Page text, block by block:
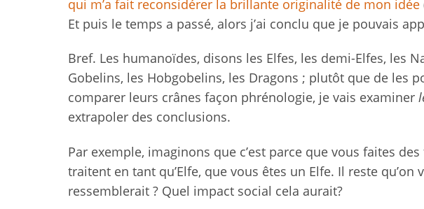
qui m’a fait reconsidérer la brillante originalité de mon idée
Et puis le temps a passé, alors j’ai conclu que je pouvais
Bref. Les humanoïdes, disons les Elfes, les demi-Elfes, les
Gobelins, les Hobgobelins, les Dragons ; plutôt que de les
comparer leurs crânes façon phrénologie, je vais examiner
extrapoler des conclusions.
Par exemple, imaginons que c’est parce que vous faites
traitent en tant qu’Elfe, que vous êtes un Elfe. Il reste
ressemblerait ? Quel impact social cela aurait?